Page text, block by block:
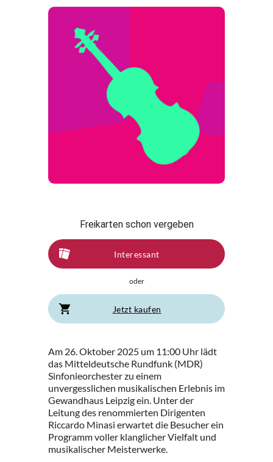
Freikarten schon vergeben
Interessant
oder
Jetzt kaufen
Am 26. Oktober 2025 um 11:00 Uhr lädt
das Mitteldeutsche Rundfunk (MDR)
Sinfonieorchester zu einem
unvergesslichen musikalischen Erlebnis im
Gewandhaus Leipzig ein. Unter der
Leitung des renommierten Dirigenten
Riccardo Minasi erwartet die Besucher ein
Programm voller klanglicher Vielfalt und
musikalischer Meisterwerke.